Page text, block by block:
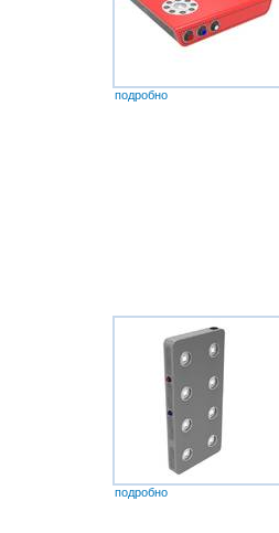
подробно
подробно